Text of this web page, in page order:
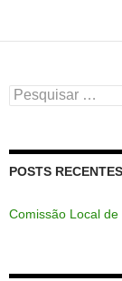
Pesquisar
por:
POSTS RECENTES
Comissão Local